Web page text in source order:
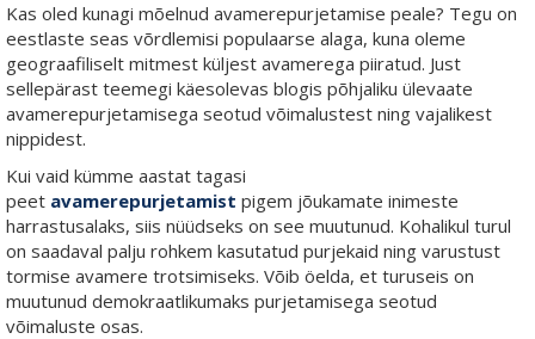
Kas oled kunagi mõelnud avamerepurjetamise peale? Tegu on
eestlaste seas võrdlemisi populaarse alaga, kuna oleme
geograafiliselt mitmest küljest avamerega piiratud. Just
sellepärast teemegi käesolevas blogis põhjaliku ülevaate
avamerepurjetamisega seotud võimalustest ning vajalikest
nippidest.
Kui vaid kümme aastat tagasi
peet avamerepurjetamist pigem jõukamate inimeste
harrastusalaks, siis nüüdseks on see muutunud. Kohalikul turul
on saadaval palju rohkem kasutatud purjekaid ning varustust
tormise avamere trotsimiseks. Võib öelda, et turuseis on
muutunud demokraatlikumaks purjetamisega seotud
võimaluste osas.